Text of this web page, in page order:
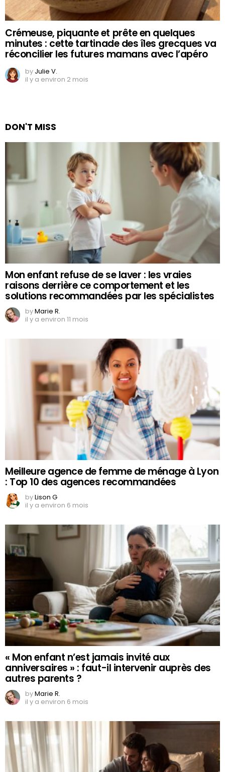
Crémeuse, piquante et prête en quelques
minutes : cette tartinade des îles grecques va
réconcilier les futures mamans avec l’apéro
by Julie V.
il y a environ 2 mois
DON'T MISS
Mon enfant refuse de se laver : les vraies
raisons derrière ce comportement et les
solutions recommandées par les spécialistes
byMarie R.
il y a environ 11 mois
Meilleure agence de femme de ménage à Lyon
: Top 10 des agences recommandées
byLison G
il y a environ 6 mois
« Mon enfant n’est jamais invité aux
anniversaires » : faut-il intervenir auprès des
autres parents ?
byMarie R.
il y a environ 6 mois